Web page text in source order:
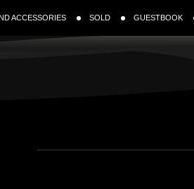
ACCESSORIES SOLD GUESTBOOK